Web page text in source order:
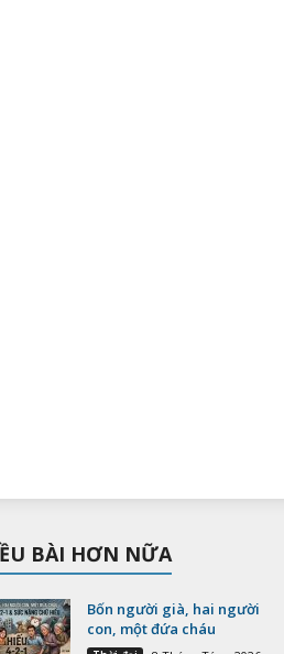
BÀI HƠN NỮA
Bốn người già, hai người
con, một đứa cháu